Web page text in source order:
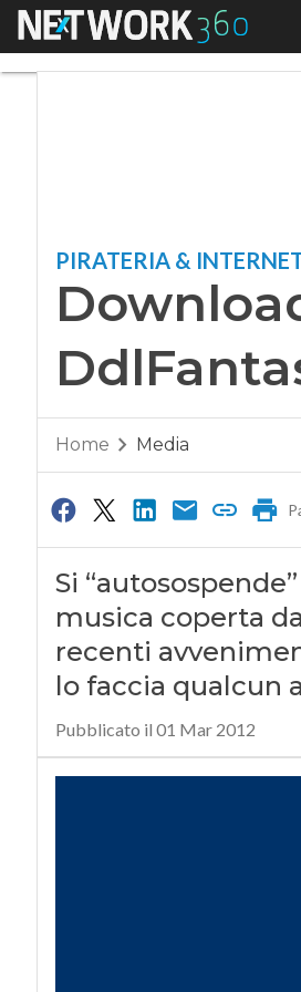
Menu
PIRATERIA &
Home Media
Si
musica coperta
recenti
lo faccia qualcun
Pubblicato il 01 Mar 2012